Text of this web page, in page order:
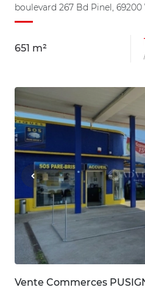
boulevard 267 Bd Pinel, 69200
651 m²
Vente Commerces